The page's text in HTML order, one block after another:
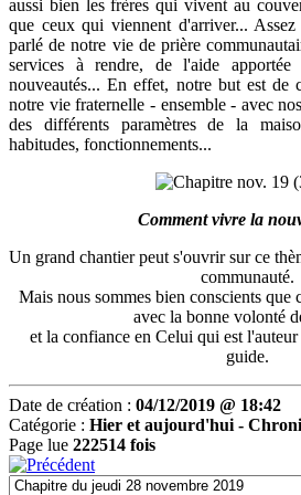
aussi bien les frères qui vivent au
que ceux qui viennent d'arriver... Assez
parlé de notre vie de prière
services à rendre, de l'aide apportée
nouveautés... En effet, notre but est de
notre vie fraternelle - ensemble - avec
des différents paramètres de la
habitudes, fonctionnements...
Comment vivre la
Un grand chantier peut s'ouvrir sur ce
communauté.
Mais nous sommes bien conscients que
avec la bonne volonté
et la confiance en Celui qui est
guide.
Date de création : 04/12/2019 @ 18:42
Catégorie : Hier et aujourd'hui -
Page lue 222514 fois